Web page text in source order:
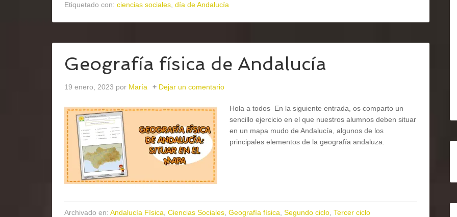
Etiquetado con: ciencias sociales día de Andalucía
Geografía física de Andalucía
19 enero, 2023 por María Dejar un comentario
Hola a todos En la siguiente entrada, os comparto un
sencillo ejercicio en el que nuestros alumnos deben situar
en un mapa mudo de Andalucía, algunos de los
principales elementos de la geografía andaluza.
Archivado en: Andalucía Física Ciencias Sociales Geografía física Segundo ciclo Tercer ciclo